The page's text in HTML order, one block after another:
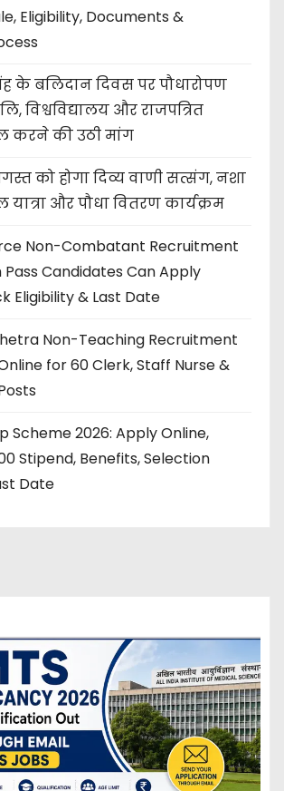
Eligibility, Documents &
के बलिदान दिवस पर पौधारोपण
विश्वविद्यालय और राजपत्रित
करने की उठी मांग
को होगा दिव्य वाणी सत्संग, नशा
यात्रा और पौधा वितरण कार्यक्रम
Non-Combatant Recruitment
Pass Candidates Can Apply
Eligibility & Last Date
Non-Teaching Recruitment
for 60 Clerk, Staff Nurse &
Scheme 2026: Apply Online,
Stipend, Benefits, Selection
Date